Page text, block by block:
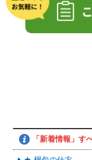
「新着情報」す